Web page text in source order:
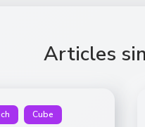
Articles
Cube